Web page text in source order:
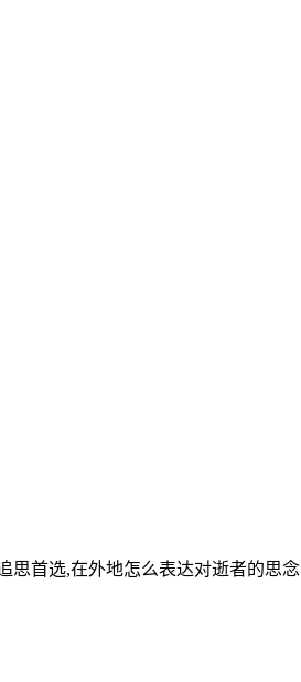
思首选,在外地怎么表达对逝者的思念